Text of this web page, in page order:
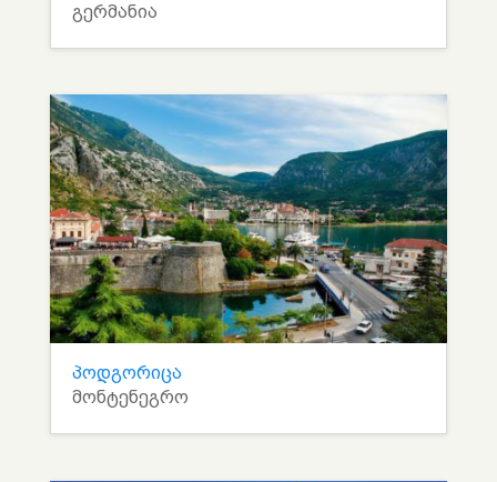
გერმანია
პოდგორიცა
მონტენეგრო